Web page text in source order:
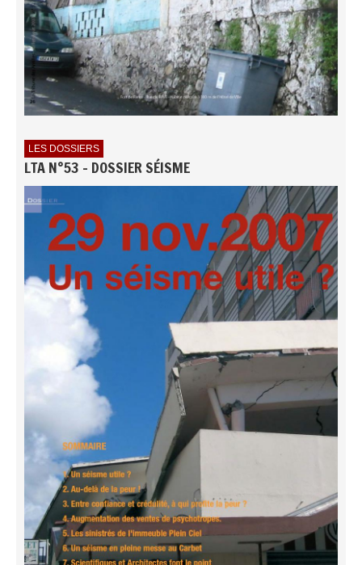
LES DOSSIERS
LTA N°53 - DOSSIER SÉISME